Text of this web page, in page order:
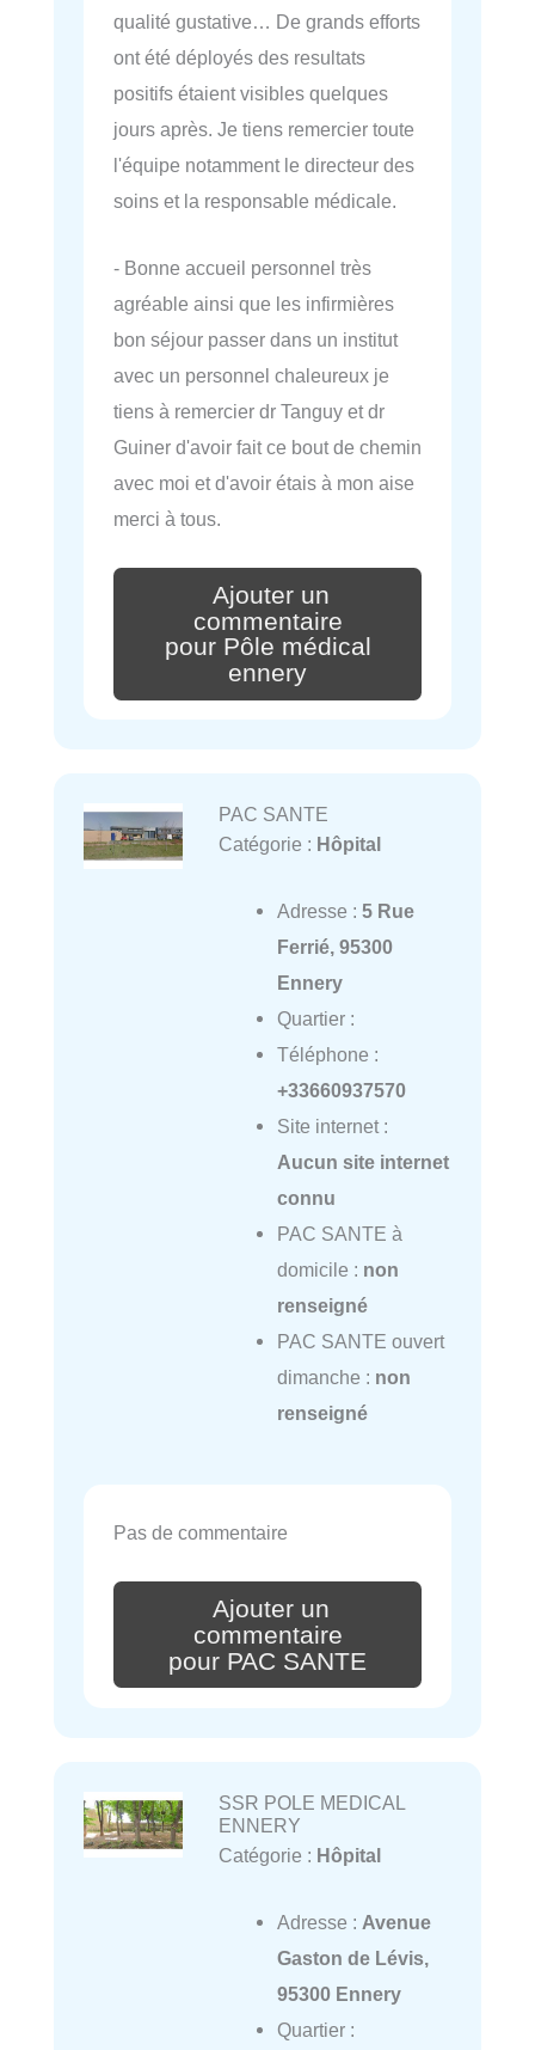
qualité gustative… De grands efforts
ont été déployés des resultats
positifs étaient visibles quelques
jours après. Je tiens remercier toute
l'équipe notamment le directeur des
soins et la responsable médicale.
- Bonne accueil personnel très
agréable ainsi que les infirmières
bon séjour passer dans un institut
avec un personnel chaleureux je
tiens à remercier dr Tanguy et dr
Guiner d'avoir fait ce bout de chemin
avec moi et d'avoir étais à mon aise
merci à tous.
Ajouter un
commentaire
pour Pôle médical
ennery
PAC SANTE
Catégorie : Hôpital
Adresse : 5 Rue
Ferrié, 95300
Ennery
Quartier :
Téléphone :
+33660937570
Site internet :
Aucun site internet
connu
PAC SANTE à
domicile : non
renseigné
PAC SANTE ouvert
dimanche : non
renseigné
Pas de commentaire
Ajouter un
commentaire
pour PAC SANTE
SSR POLE MEDICAL
ENNERY
Catégorie : Hôpital
Adresse : Avenue
Gaston de Lévis,
95300 Ennery
Quartier :